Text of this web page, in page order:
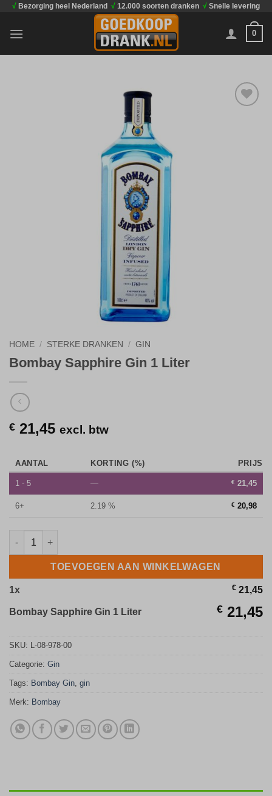
inhoud
√ Bezorging heel Nederland √ 12.000 soorten dranken √ Snelle levering
0
HOME / STERKE DRANKEN / GIN
Bombay Sapphire Gin 1 Liter
€ 21,45 excl. btw
AANTAL KORTING (%) PRIJS
1 - 5 — € 21,45
6+ 2.19 % € 20,98
Bombay Sapphire Gin 1 Liter aantal
TOEVOEGEN AAN WINKELWAGEN
1x € 21,45
Bombay Sapphire Gin 1 Liter € 21,45
SKU: L-08-978-00
Categorie: Gin
Tags: Bombay Gin, gin
Merk: Bombay